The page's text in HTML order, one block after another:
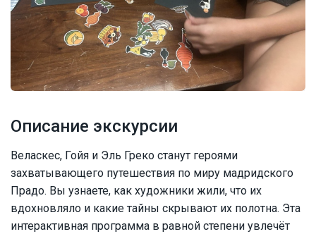
Описание экскурсии
Веласкес, Гойя и Эль Греко станут героями
захватывающего путешествия по миру мадридского
Прадо. Вы узнаете, как художники жили, что их
вдохновляло и какие тайны скрывают их полотна. Эта
интерактивная программа в равной степени увлечёт